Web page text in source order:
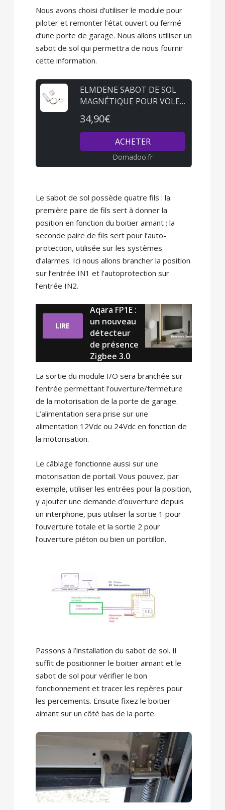
Nous avons choisi d’utiliser le module pour
piloter et remonter l’état ouvert ou fermé
d’une porte de garage. Nous allons utiliser un
sabot de sol qui permettra de nous fournir
cette information.
ELMDENE SABOT DE SOL
MAGNÉTIQUE POUR VOLET
ROULANT (NFA2P)
34,90€
ACHETER
Domadoo.fr
Le sabot de sol possède quatre fils : la
première paire de fils sert à donner la
position en fonction du boitier aimant ; la
seconde paire de fils sert pour l’auto-
protection, utilisée sur les systèmes
d’alarmes. Ici nous allons brancher la position
sur l’entrée IN1 et l’autoprotection sur
l’entrée IN2.
LIRE
Aqara FP1E :
un nouveau
détecteur
de présence
Zigbee 3.0
La sortie du module I/O sera branchée sur
l’entrée permettant l’ouverture/fermeture
de la motorisation de la porte de garage.
L’alimentation sera prise sur une
alimentation 12Vdc ou 24Vdc en fonction de
la motorisation.
Le câblage fonctionne aussi sur une
motorisation de portail. Vous pouvez, par
exemple, utiliser les entrées pour la position,
y ajouter une demande d’ouverture depuis
un interphone, puis utiliser la sortie 1 pour
l’ouverture totale et la sortie 2 pour
l’ouverture piéton ou bien un portillon.
Passons à l’installation du sabot de sol. Il
suffit de positionner le boitier aimant et le
sabot de sol pour vérifier le bon
fonctionnement et tracer les repères pour
les percements. Ensuite fixez le boitier
aimant sur un côté bas de la porte.